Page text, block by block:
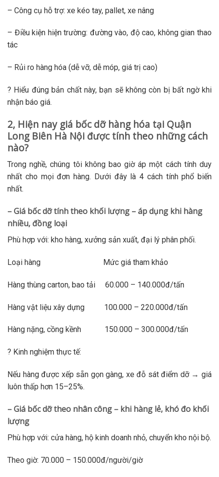
– Công cụ hỗ trợ: xe kéo tay, pallet, xe nâng
– Điều kiện hiện trường: đường vào, độ cao, không gian thao
tác
– Rủi ro hàng hóa (dễ vỡ, dễ móp, giá trị cao)
? Hiểu đúng bản chất này, bạn sẽ không còn bị bất ngờ khi
nhận báo giá.
2, Hiện nay giá bốc dỡ hàng hóa tại Quận
Long Biên Hà Nội được tính theo những cách
nào?
Trong nghề, chúng tôi không bao giờ áp một cách tính duy
nhất cho mọi đơn hàng. Dưới đây là 4 cách tính phổ biến
nhất.
– Giá bốc dỡ tính theo khối lượng – áp dụng khi hàng
nhiều, đồng loại
Phù hợp với: kho hàng, xưởng sản xuất, đại lý phân phối.
Loại hàng Mức giá tham khảo
Hàng thùng carton, bao tải 60.000 – 140.000đ/tấn
Hàng vật liệu xây dựng 100.000 – 220.000đ/tấn
Hàng nặng, cồng kềnh 150.000 – 300.000đ/tấn
? Kinh nghiệm thực tế:
Nếu hàng được xếp sẵn gọn gàng, xe đỗ sát điểm dỡ → giá
luôn thấp hơn 15–25%.
– Giá bốc dỡ theo nhân công – khi hàng lẻ, khó đo khối
lượng
Phù hợp với: cửa hàng, hộ kinh doanh nhỏ, chuyển kho nội bộ.
Theo giờ: 70.000 – 150.000đ/người/giờ